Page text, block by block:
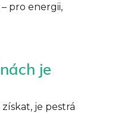
pro energii,
je
je pestrá